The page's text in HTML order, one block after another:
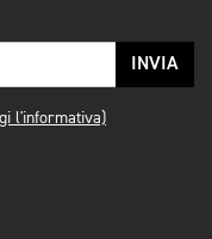
INVIA
l'informativa)